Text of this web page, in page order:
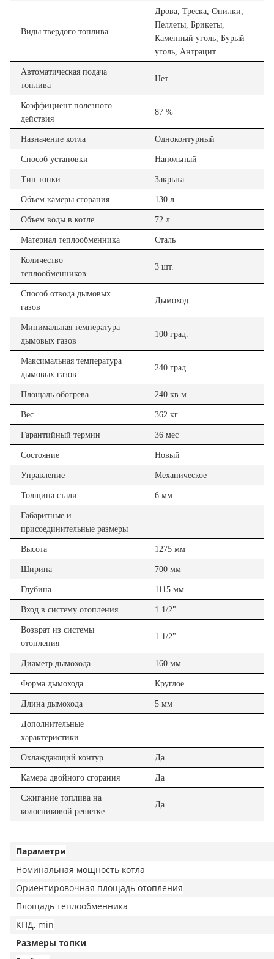
Виды твердого топлива
Дрова, Треска, Опилки,
Пеллеты, Брикеты,
Каменный уголь, Бурый
уголь, Антрацит
Автоматическая подача
топлива
Нет
Коэффициент полезного
действия
87 %
Назначение котла Одноконтурный
Способ установки Напольный
Тип топки Закрыта
Объем камеры сгорания 130 л
Объем воды в котле 72 л
Материал теплообменника Сталь
Количество
теплообменников
3 шт.
Способ отвода дымовых
газов
Дымоход
Минимальная температура
дымовых газов
100 град.
Максимальная температура
дымовых газов
240 град.
Площадь обогрева 240 кв.м
Вес 362 кг
Гарантийный термин 36 мес
Состояние Новый
Управление Механическое
Толщина стали 6 мм
Габаритные и
присоединительные размеры
Высота 1275 мм
Ширина 700 мм
Глубина 1115 мм
Вход в систему отопления 1 1/2"
Возврат из системы
отопления
1 1/2"
Диаметр дымохода 160 мм
Форма дымохода Круглое
Длина дымохода 5 мм
Дополнительные
характеристики
Охлаждающий контур Да
Камера двойного сгорания Да
Сжигание топлива на
колосниковой решетке
Да
Параметри
Номинальная мощность котла
Ориентировочная площадь отопления
Площадь теплообменника
КПД, min
Размеры топки